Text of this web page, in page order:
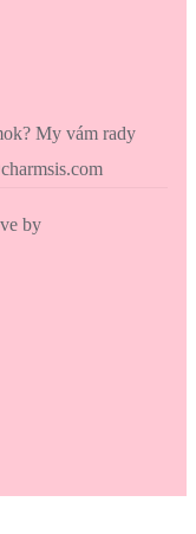
My vám rady
by